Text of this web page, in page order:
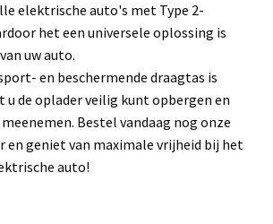
elektrische auto's met Type 2-
het een universele oplossing is
uw auto.
en beschermende draagtas is
u de oplader veilig kunt opbergen en
Bestel vandaag nog onze
en geniet van maximale vrijheid bij het
auto!